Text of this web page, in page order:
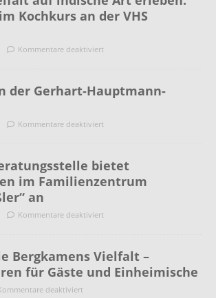
Kochkurs an der VHS
Kommentare deaktiviert
der Gerhart-Hauptmann-
Kommentare deaktiviert
bietet
im Familienzentrum
an
Kommentare deaktiviert
Bergkamens Vielfalt –
für Gäste und Einheimische
deaktiviert